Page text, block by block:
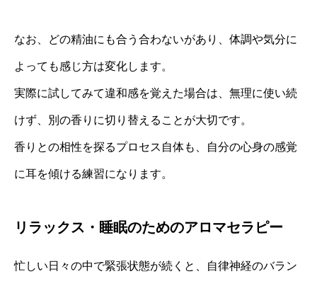
なお、どの精油にも合う合わないがあり、体調や気分に
よっても感じ方は変化します。
実際に試してみて違和感を覚えた場合は、無理に使い続
けず、別の香りに切り替えることが大切です。
香りとの相性を探るプロセス自体も、自分の心身の感覚
に耳を傾ける練習になります。
リラックス・睡眠のためのアロマセラピー
忙しい日々の中で緊張状態が続くと、自律神経のバラン